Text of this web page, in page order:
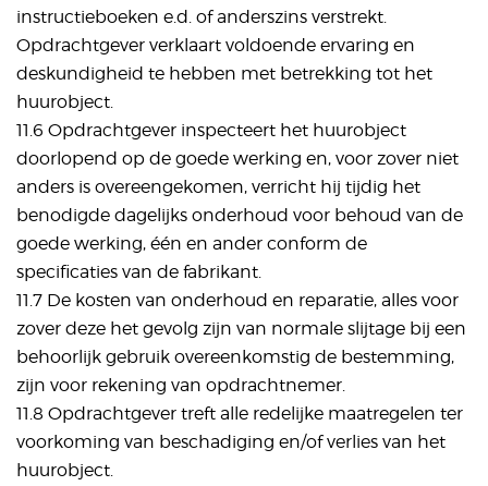
instructieboeken e.d. of anderszins verstrekt.
Opdrachtgever verklaart voldoende ervaring en
deskundigheid te hebben met betrekking tot het
huurobject.
11.6 Opdrachtgever inspecteert het huurobject
doorlopend op de goede werking en, voor zover niet
anders is overeengekomen, verricht hij tijdig het
benodigde dagelijks onderhoud voor behoud van de
goede werking, één en ander conform de
specificaties van de fabrikant.
11.7 De kosten van onderhoud en reparatie, alles voor
zover deze het gevolg zijn van normale slijtage bij een
behoorlijk gebruik overeenkomstig de bestemming,
zijn voor rekening van opdrachtnemer.
11.8 Opdrachtgever treft alle redelijke maatregelen ter
voorkoming van beschadiging en/of verlies van het
huurobject.